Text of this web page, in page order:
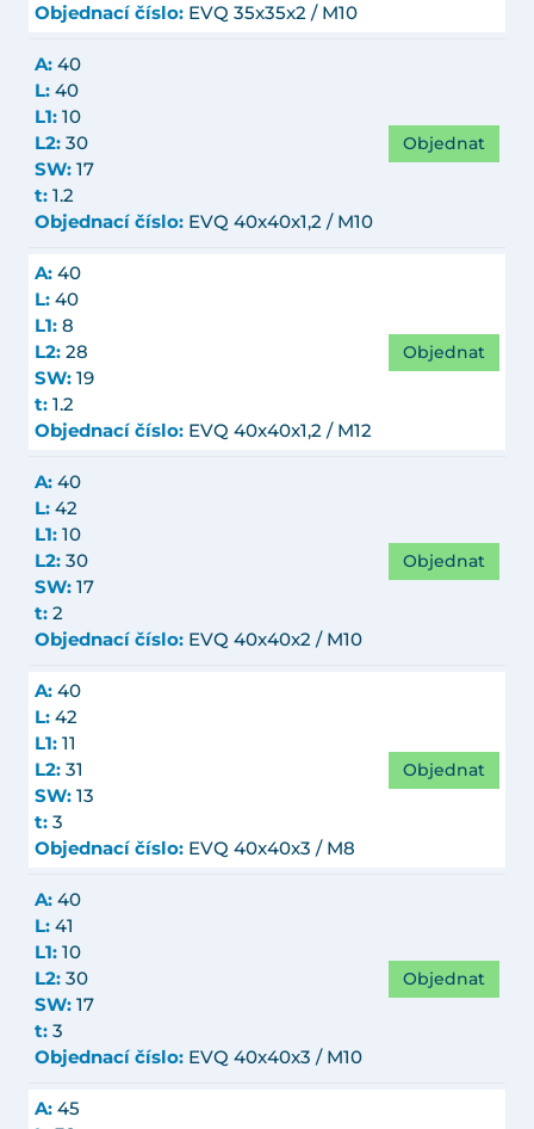
Objednací číslo: EVQ 35x35x2 / M10
A: 40
L: 40
L1: 10
L2: 30
SW: 17
t: 1.2
Objednací číslo: EVQ 40x40x1,2 / M10
Objednat
A: 40
L: 40
L1: 8
L2: 28
SW: 19
t: 1.2
Objednací číslo: EVQ 40x40x1,2 / M12
Objednat
A: 40
L: 42
L1: 10
L2: 30
SW: 17
t: 2
Objednací číslo: EVQ 40x40x2 / M10
Objednat
A: 40
L: 42
L1: 11
L2: 31
SW: 13
t: 3
Objednací číslo: EVQ 40x40x3 / M8
Objednat
A: 40
L: 41
L1: 10
L2: 30
SW: 17
t: 3
Objednací číslo: EVQ 40x40x3 / M10
Objednat
A: 45